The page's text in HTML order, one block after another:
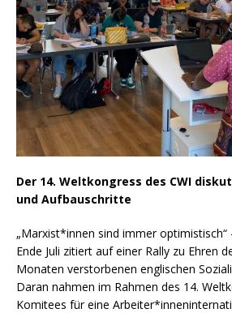
Der 14. Weltkongress des CWI
und Aufbauschritte
„Marxist*innen sind immer optimistisch“
Ende Juli zitiert auf einer Rally zu Ehren
Monaten verstorbenen englischen
Daran nahmen im Rahmen des 14.
Komitees für eine